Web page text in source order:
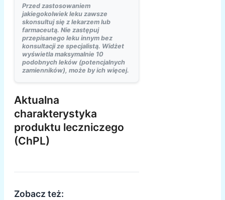
Przed zastosowaniem
jakiegokolwiek leku zawsze
skonsultuj się z lekarzem lub
farmaceutą. Nie zastępuj
przepisanego leku innym bez
konsultacji ze specjalistą. Widżet
wyświetla maksymalnie 10
podobnych leków (potencjalnych
zamienników), może by ich więcej.
Aktualna
charakterystyka
produktu leczniczego
(ChPL)
Zobacz też: